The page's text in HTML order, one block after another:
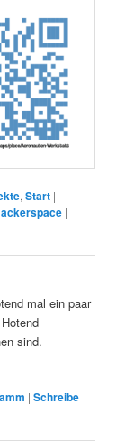
,Start |
|
mal ein paar
sind.
|Schreibe